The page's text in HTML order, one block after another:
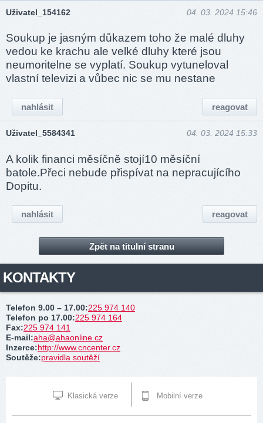
Uživatel_154162 04. 03. 2024 15:46
Soukup je jasným důkazem toho že malé dluhy
vedou ke krachu ale velké dluhy které jsou
neumoritelne se vyplatí. Soukup vytuneloval
vlastní televizi a vůbec nic se mu nestane
reagovat
nahlásit
Uživatel_5584341 04. 03. 2024 15:33
A kolik financi měsíčně stojí10 měsíční
batole.Přeci nebude přispívat na nepracujícího
Dopitu.
reagovat
nahlásit
Zpět na titulní stranu
KONTAKTY
Telefon 9.00 – 17.00:225 974 140
Telefon po 17.00:225 974 164
Fax:225 974 141
E-mail:aha@ahaonline.cz
Inzerce:http://www.cncenter.cz
Soutěže:pravidla soutěží
Klasická verze Mobilní verze